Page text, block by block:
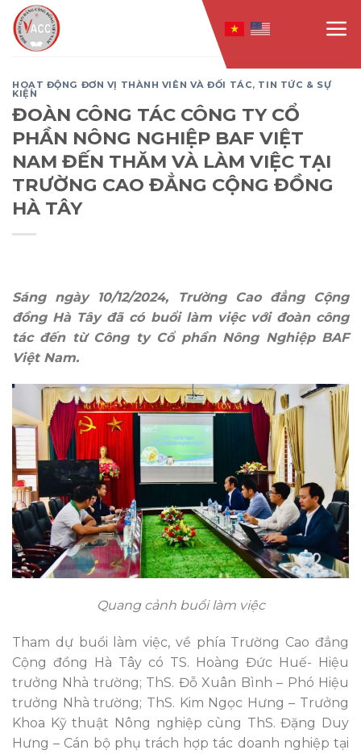
Skip
to
content
HOẠT ĐỘNG ĐƠN VỊ THÀNH VIÊN VÀ ĐỐI TÁC, TIN TỨC & SỰ
KIỆN
ĐOÀN CÔNG TÁC CÔNG TY CỔ
PHẦN NÔNG NGHIỆP BAF VIỆT
NAM ĐẾN THĂM VÀ LÀM VIỆC TẠI
TRƯỜNG CAO ĐẲNG CỘNG ĐỒNG
HÀ TÂY
Sáng ngày 10/12/2024, Trường Cao đẳng Cộng
đồng Hà Tây đã có buổi làm việc với đoàn công
tác đến từ Công ty Cổ phần Nông Nghiệp BAF
Việt Nam.
Quang cảnh buổi làm việc
Tham dự buổi làm việc, về phía Trường Cao đẳng
Cộng đồng Hà Tây có TS. Hoàng Đức Huế- Hiệu
trưởng Nhà trường; ThS. Đỗ Xuân Bình – Phó Hiệu
trưởng Nhà trường; ThS. Kim Ngọc Hưng – Trưởng
Khoa Kỹ thuật Nông nghiệp cùng ThS. Đặng Duy
Hưng – Cán bộ phụ trách hợp tác doanh nghiệp tại